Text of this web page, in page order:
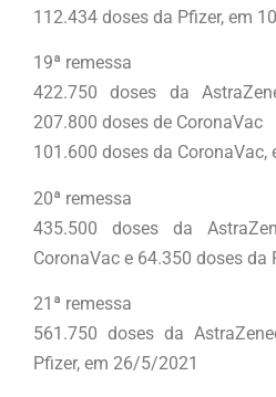
112.434 doses da Pfizer, em
19ª remessa
422.750 doses da
207.800 doses de CoronaVac
101.600 doses da CoronaVac,
20ª remessa
435.500 doses da
CoronaVac e 64.350 doses da
21ª remessa
561.750 doses da
Pfizer, em 26/5/2021